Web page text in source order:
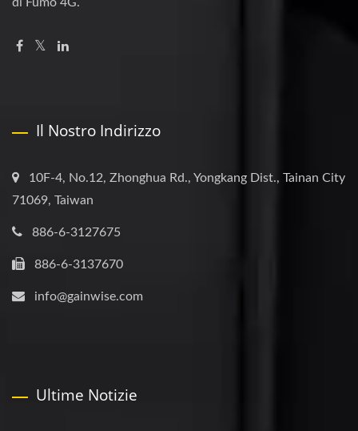
Il Nostro Indirizzo
10F-4, No.12, Zhonghua Rd., Yongkang Dist., Tainan City
71069, Taiwan
886-6-3127675
886-6-3137670
info@gainwise.com
Ultime Notizie